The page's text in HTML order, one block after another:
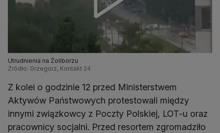
Utrudnienia na Żoliborzu
Źródło: Grzegorz, Kontakt 24
Z kolei o godzinie 12 przed Ministerstwem
Aktywów Państwowych protestowali między
innymi związkowcy z Poczty Polskiej, LOT-u oraz
pracownicy socjalni. Przed resortem zgromadziło